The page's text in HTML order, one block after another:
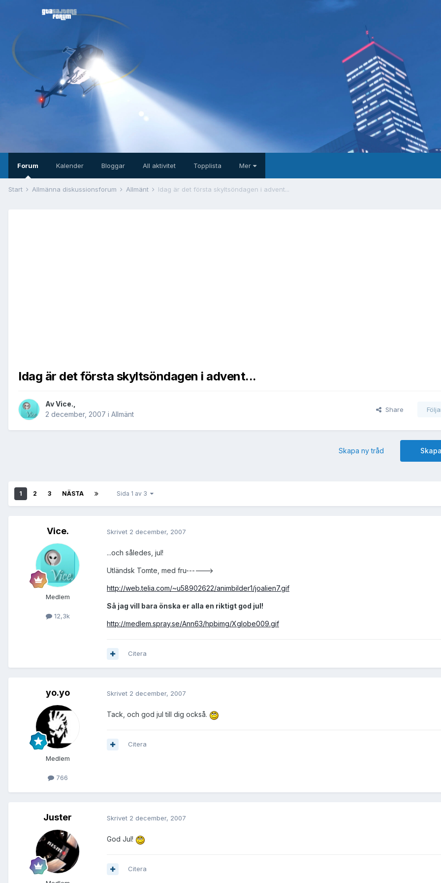
Forum Kalender Bloggar All aktivitet Topplista Mer
Start Allmänna diskussionsforum Allmänt Idag är det första skyltsöndagen i advent...
Idag är det första skyltsöndagen i advent...
AvVice.
2 december, 2007 i Allmänt
Share
Skapa ny tråd
1 2 3 NÄSTA Sida 1 av 3
Vice.
Medlem
12,3k
Skrivet 2 december, 2007
...och således, jul!
Utländsk Tomte, med fru------>
http://web.telia.com/~u58902622/animbilder1/joalien7.gif
Så jag vill bara önska er alla en riktigt god jul!
http://medlem.spray.se/Ann63/hpbimg/Xglobe009.gif
Citera
yo.yo
Medlem
766
Skrivet 2 december, 2007
Tack, och god jul till dig också.
Citera
Juster Skrivet 2 december, 2007
God Jul!
Citera